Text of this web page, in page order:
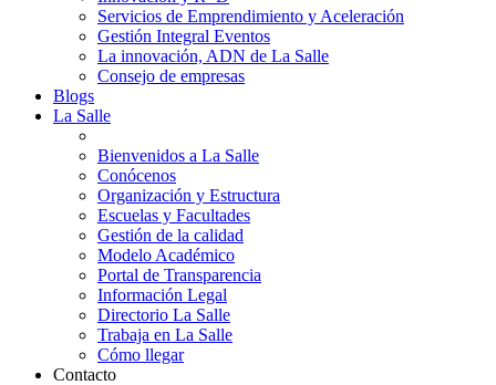
Servicios de Emprendimiento y Aceleración
Gestión Integral Eventos
La innovación, ADN de La Salle
Consejo de empresas
Blogs
La Salle
Bienvenidos a La Salle
Conócenos
Organización y Estructura
Escuelas y Facultades
Gestión de la calidad
Modelo Académico
Portal de Transparencia
Información Legal
Directorio La Salle
Trabaja en La Salle
Cómo llegar
Contacto